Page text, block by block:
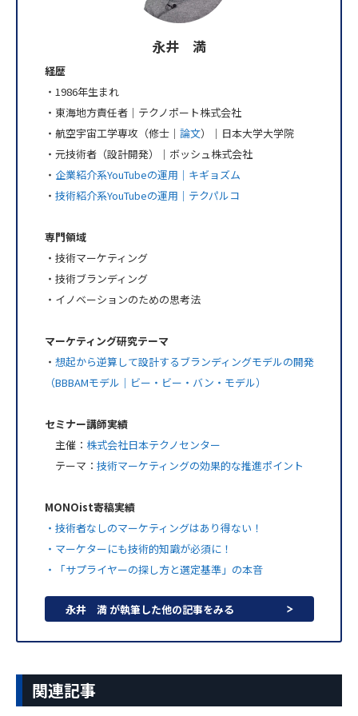
永井 満
経歴
・1986年生まれ
・東海地方責任者｜テクノポート株式会社
・航空宇宙工学専攻（修士｜ 論文）｜日本大学大学院
・元技術者（設計開発）｜ボッシュ株式会社
・ 企業紹介系YouTubeの運用｜キギョズム
・ 技術紹介系YouTubeの運用｜テクパルコ
専門領域
・技術マーケティング
・技術ブランディング
・イノベーションのための思考法
マーケティング研究テーマ
・ 想起から逆算して設計するブランディングモデルの開発
（BBBAMモデル｜ビー・ビー・バン・モデル）
セミナー講師実績
主催： 株式会社日本テクノセンター
テーマ： 技術マーケティングの効果的な推進ポイント
MONOist寄稿実績
・技術者なしのマーケティングはあり得ない！
・マーケターにも技術的知識が必須に！
・「サプライヤーの探し方と選定基準」の本音
永井 満 が執筆した他の記事をみる
関連記事